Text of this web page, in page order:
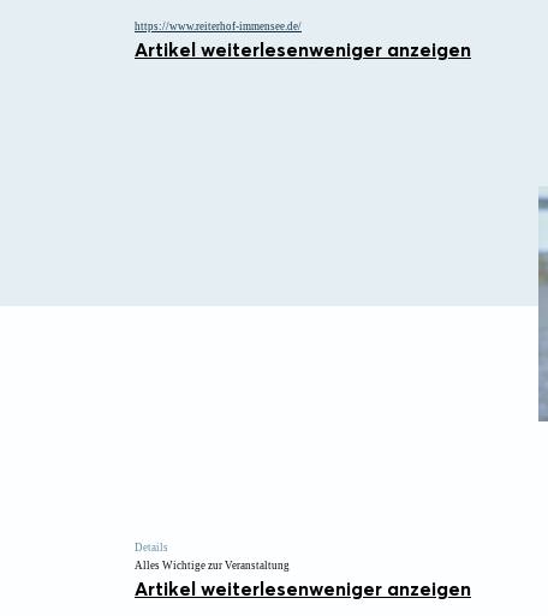
https://www.reiterhof-immensee.de/
Artikel weiterlesenweniger anzeigen
Details
Alles Wichtige zur Veranstaltung
Artikel weiterlesenweniger anzeigen